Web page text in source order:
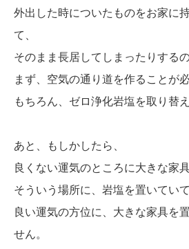
外出した時についたものをお家に
て、
そのまま長居してしまったりするの
まず、空気の通り道を作ることが必
もちろん、ゼロ浄化岩塩を取り替
あと、もしかしたら、
良くない運気のところに大きな家
そういう場所に、岩塩を置いていて
良い運気の方位に、大きな家具を
せん。